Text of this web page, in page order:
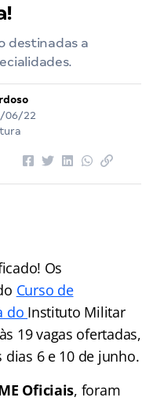
destinadas a
06/22
Os
Curso de
do Instituto Militar
19 vagas ofertadas,
dias 6 e 10 de junho.
Oficiais, foram